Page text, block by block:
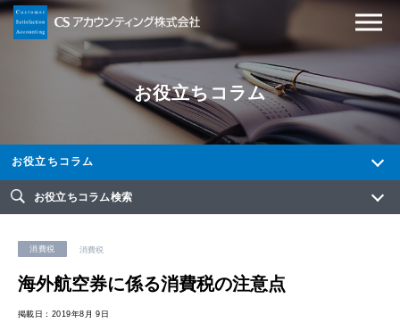
お役立ちコラム
お役立ちコラム
お役立ちコラム検索
消費税 消費税
海外航空券に係る消費税の注意点
掲載日：2019年8月 9日